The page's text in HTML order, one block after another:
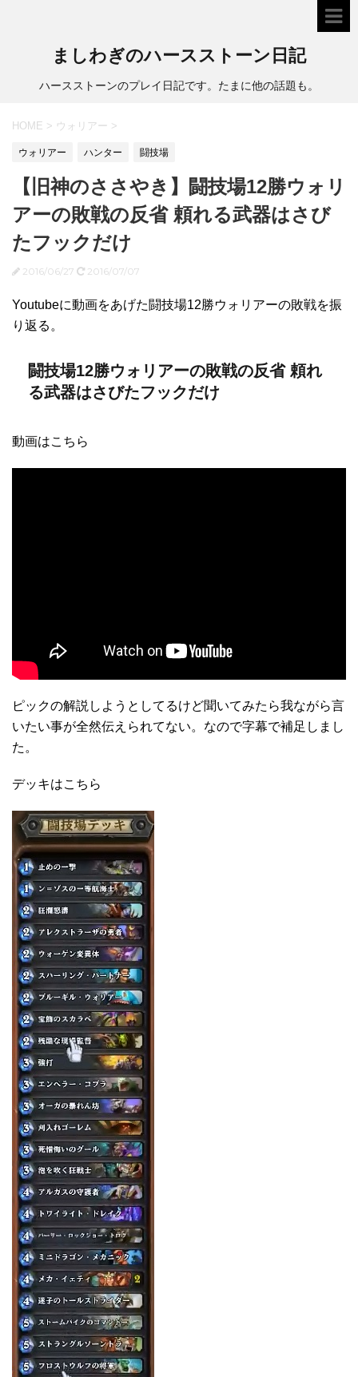
ましわぎのハースストーン日記
ハースストーンのプレイ日記です。たまに他の話題も。
HOME > ウォリアー >
ウォリアー ハンター 闘技場
【旧神のささやき】闘技場12勝ウォリ
アーの敗戦の反省 頼れる武器はさび
たフックだけ
2016/06/27 2016/07/07
Youtubeに動画をあげた闘技場12勝ウォリアーの敗戦を振
り返る。
闘技場12勝ウォリアーの敗戦の反省 頼れ
る武器はさびたフックだけ
動画はこちら
ピックの解説しようとしてるけど聞いてみたら我ながら言
いたい事が全然伝えられてない。なので字幕で補足しまし
た。
デッキはこちら